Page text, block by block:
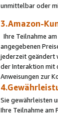
unmittelbar oder
3.Amazon-
Ihre Teilnahme
angegebenen
jederzeit geändert
der Interaktion mit
Anweisungen zur
Sie gewährleisten
Ihre Teilnahme am